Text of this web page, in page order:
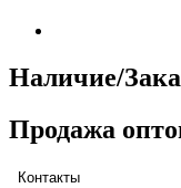
Наличие/
Продажа
Контакты